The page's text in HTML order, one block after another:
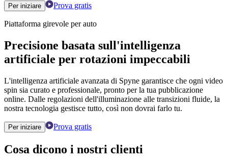
Per iniziare Prova gratis
Piattaforma girevole per auto
Precisione basata sull'intelligenza
artificiale per rotazioni impeccabili
L'intelligenza artificiale avanzata di Spyne garantisce che ogni video
spin sia curato e professionale, pronto per la tua pubblicazione
online. Dalle regolazioni dell'illuminazione alle transizioni fluide, la
nostra tecnologia gestisce tutto, così non dovrai farlo tu.
Per iniziare Prova gratis
Cosa dicono i nostri clienti